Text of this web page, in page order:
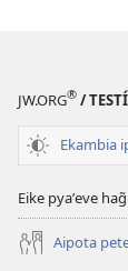
JW.ORG® /
Ekambia
Eike pyaʼeve
Aipota